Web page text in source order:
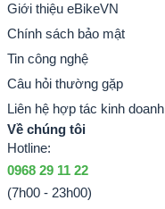
Giới thiệu eBikeVN
Chính sách bảo mật
Tin công nghệ
Câu hỏi thường gặp
Liên hệ hợp tác kinh doanh
Về chúng tôi
Hotline:
0968 29 11 22
(7h00 - 23h00)